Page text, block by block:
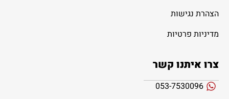
הצהרת נגישות
מדיניות פרטיות
צרו איתנו קשר
053-7530096